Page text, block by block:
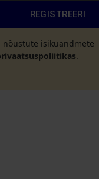
REGISTREERI
nõustute isikuandmete
.